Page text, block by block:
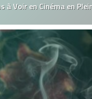
à Voir en Cinéma en